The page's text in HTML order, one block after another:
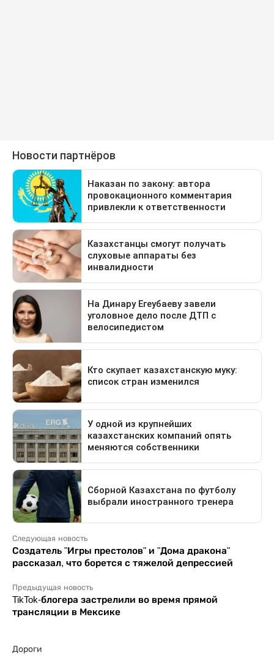
Следующая новость
Создатель "Игры престолов" и "Дома дракона"
рассказал, что борется с тяжелой депрессией
Предыдущая новость
TikTok-блогера застрелили во время прямой
трансляции в Мексике
Дороги